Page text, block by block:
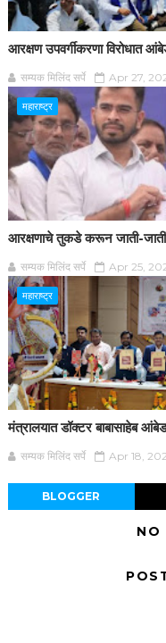
आरक्षण उपवर्गीकरणा विरोधात
सम्यक मिलिंद सर्पे Apr 27,
महाराष्ट्र
आरक्षणाचे तुकडे करून जाती-
सम्यक मिलिंद सर्पे Apr 25,
महाराष्ट्र
मंत्रालयात डॉक्टर बाबासाहेब
सम्यक मिलिंद सर्पे Apr 18,
BLOGGER
NO